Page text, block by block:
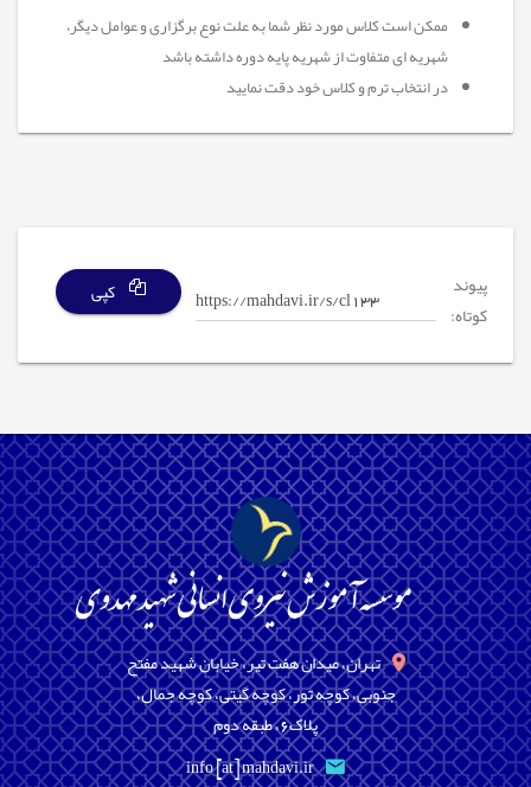
ممکن است کلاس مورد نظر شما به علت نوع برگزاری و عوامل دیگر،
شهریه ای متفاوت از شهریه پایه دوره داشته باشد
در انتخاب ترم و کلاس خود دقت نمایید
پیوند
کوتاه:
کپی
تهران، میدان هفت تیر، خیابان شهید مفتح
جنوبی، کوچه تور، کوچه گیتی، کوچه جمال،
پلاک6، طبقه دوم
info [at] mahdavi.ir